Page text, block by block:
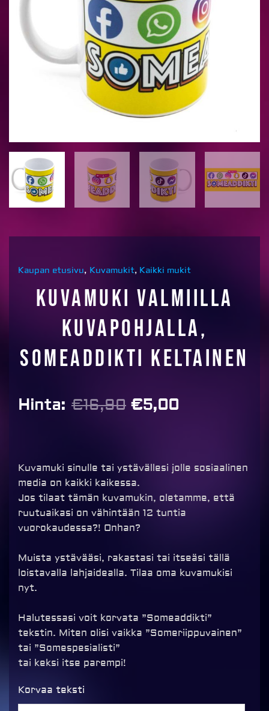
Kaupan etusivu, Kuvamukit, Kaikki mukit
Kuvamuki valmiilla
kuvapohjalla,
SOMEADDIKTI keltainen
Hinta: €16,90 Alkuperäinen
€5,00
Kuvamuki sinulle tai ystävällesi jolle sosiaalinen
media on kaikki kaikessa.
Jos tilaat tämän kuvamukin, oletamme, että
ruutuaikasi on vähintään 12 tuntia
vuorokaudessa?! Onhan?
Muista ystävääsi, rakastasi tai itseäsi tällä
loistavalla lahjaidealla. Tilaa oma kuvamukisi
nyt.
Halutessasi voit korvata ”Someaddikti”
tekstin. Miten olisi vaikka ”Someriippuvainen”
tai ”Somespesialisti”
tai keksi itse parempi!
Korvaa teksti
Kuvamuki
valmiilla